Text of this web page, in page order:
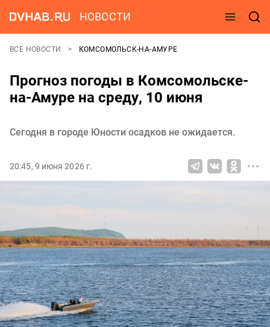
НОВОСТИ
ВСЕ НОВОСТИ КОМСОМОЛЬСК-НА-АМУРЕ
Прогноз погоды в Комсомольске-
на-Амуре на среду, 10 июня
Сегодня в городе Юности осадков не ожидается.
20:45, 9 июня 2026 г.